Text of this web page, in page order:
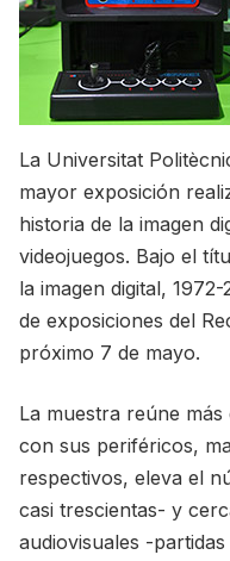
La Universitat
mayor exposición
historia de la imagen
videojuegos. Bajo el
la imagen digital,
de exposiciones del
próximo 7 de mayo.
La muestra reúne
con sus periféricos,
respectivos, eleva el
casi trescientas- y
audiovisuales -